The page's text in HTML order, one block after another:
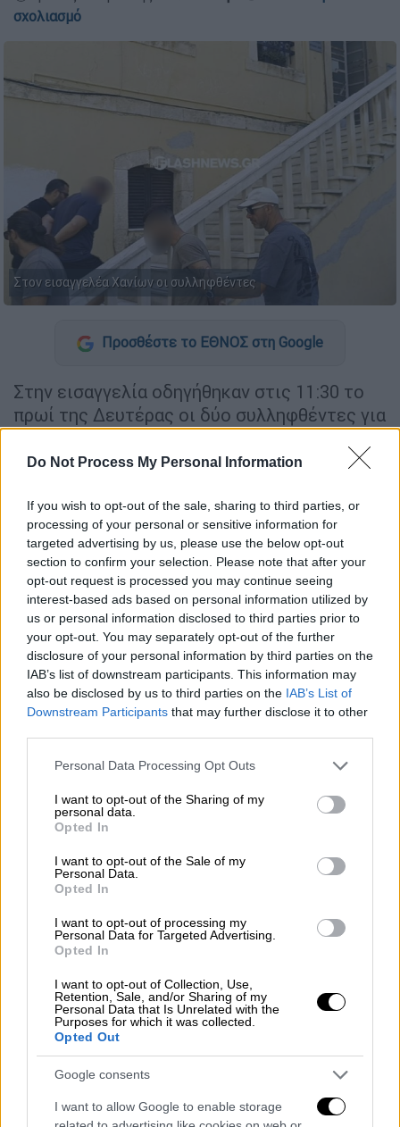
Do Not Process My Personal Information
If you wish to opt-out of the sale, sharing to third parties, or
processing of your personal or sensitive information for
targeted advertising by us, please use the below opt-out
section to confirm your selection. Please note that after your
opt-out request is processed you may continue seeing
interest-based ads based on personal information utilized by
us or personal information disclosed to third parties prior to
your opt-out. You may separately opt-out of the further
disclosure of your personal information by third parties on the
IAB’s list of downstream participants. This information may
also be disclosed by us to third parties on the IAB’s List of
Downstream Participants that may further disclose it to other
Please note that this website/app uses one or more Google
not limited to your visit or usage behaviour. You may click to
grant or deny consent to Google and its third-party tags to
use your data for below specified purposes in below Google
consent section.
Personal Data Processing Opt Outs
I want to opt-out of the Sharing of my
personal data.
Opted In
I want to opt-out of the Sale of my
Personal Data.
Opted In
I want to opt-out of processing my
Personal Data for Targeted Advertising.
Opted In
I want to opt-out of Collection, Use,
Retention, Sale, and/or Sharing of my
Personal Data that Is Unrelated with the
Purposes for which it was collected.
Opted Out
Google consents
I want to allow Google to enable storage
σχολιασμό
Στον εισαγγελέα Χανίων οι συλληφθέντες
Προσθέστε το ΕΘΝΟΣ στη Google
Στην εισαγγελία οδηγήθηκαν στις 11:30 το
πρωί της Δευτέρας οι δύο συλληφθέντες για
Χανιά.
Πρόκειται για έναν 46χρονο από τη Ρωσία
και έναν 30χρονο από την Αλβανία οι οποία
κατηγορούνται πως επιτέθηκανκαι
πυροβόλησαν τρία άτομα στο κατάστημα,
στη διασταύρωση των οδών Μυλωνογιάννη
και Εφέδρων Πολεμιστών.
ΔΙΑΒΑΣΤΕ ΕΠΙΣΗΣ
Ελλάδα|16.06.2024 09:00
πυροβολισμούς σε μίνι μάρκετ -
Αναζητείται ο δράστης
Πού τους εντόπισαν οι αστυνομικοί
Όπως αναφέρει τοflashnews , οι δύο
εντοπίστηκαν το βράδυ της Κυριακής 16/6
του Δήμου Πλατανιά όπου είχαν κρυφτεί. Οι
αστυνομικοί της Υποδιεύθυνσης Ασφαλείας
Χανίων με τη συνδρομή του Τμήματος
Δίωξης Ναρκωτικών Χανίων, βρήκαν και την
μοτοσικλέτα με την οποία είχαν διαφύγει
και την κατάσχεσαν.